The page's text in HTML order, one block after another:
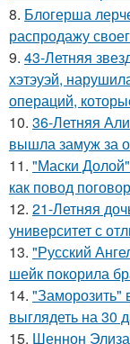
8. Блогерша
распродажу
9. 43-Летняя
хэтэуэй,
операций,
10. 36-Летняя
вышла замуж за
11. "Маски
как повод
12. 21-Летняя
университет с
13. "Русский
шейк покорила
14. "Заморозить"
выглядеть на 30
15. Шеннон